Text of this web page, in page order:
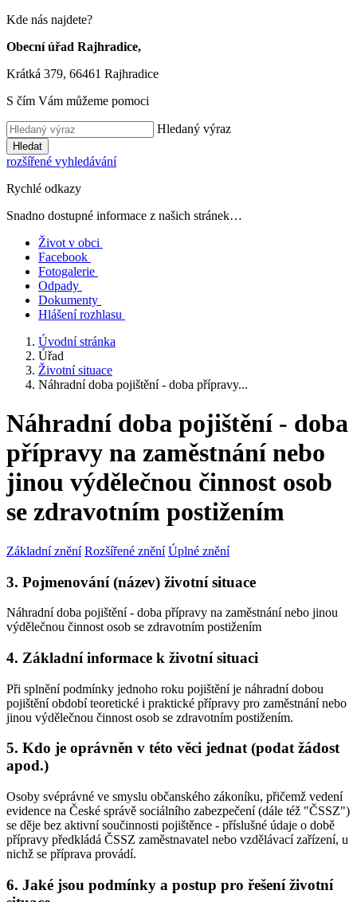
Kde nás najdete?
Obecní úřad Rajhradice,
Krátká 379, 66461 Rajhradice
S čím Vám můžeme pomoci
Hledaný výraz
Hledat
rozšířené vyhledávání
Rychlé odkazy
Snadno dostupné informace z našich stránek…
Život v obci
Facebook
Fotogalerie
Odpady
Dokumenty
Hlášení rozhlasu
Úvodní stránka
Úřad
Životní situace
Náhradní doba pojištění - doba přípravy...
Náhradní doba pojištění - doba
přípravy na zaměstnání nebo
jinou výdělečnou činnost osob
se zdravotním postižením
Základní znění Rozšířené znění Úplné znění
3. Pojmenování (název) životní situace
Náhradní doba pojištění - doba přípravy na zaměstnání nebo jinou
výdělečnou činnost osob se zdravotním postižením
4. Základní informace k životní situaci
Při splnění podmínky jednoho roku pojištění je náhradní dobou
pojištění období teoretické i praktické přípravy pro zaměstnání nebo
jinou výdělečnou činnost osob se zdravotním postižením.
5. Kdo je oprávněn v této věci jednat (podat žádost
apod.)
Osoby svéprávné ve smyslu občanského zákoníku, přičemž vedení
evidence na České správě sociálního zabezpečení (dále též "ČSSZ")
se děje bez aktivní součinnosti pojištěnce - příslušné údaje o době
přípravy předkládá ČSSZ zaměstnavatel nebo vzdělávací zařízení, u
nichž se příprava provádí.
6. Jaké jsou podmínky a postup pro řešení životní